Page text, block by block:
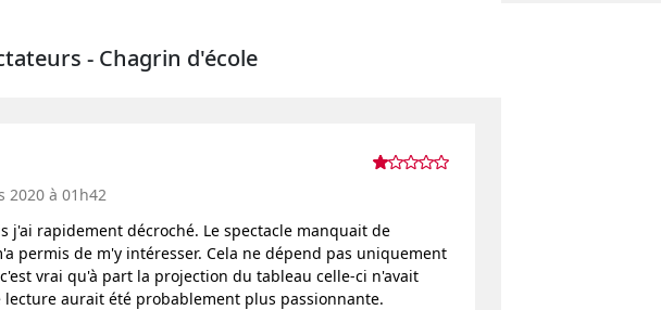
- Chagrin d'école
2020 à 01h42
j'ai rapidement décroché. Le spectacle manquait de
permis de m'y intéresser. Cela ne dépend pas uniquement
vrai qu'à part la projection du tableau celle-ci n'avait
aurait été probablement plus passionnante.